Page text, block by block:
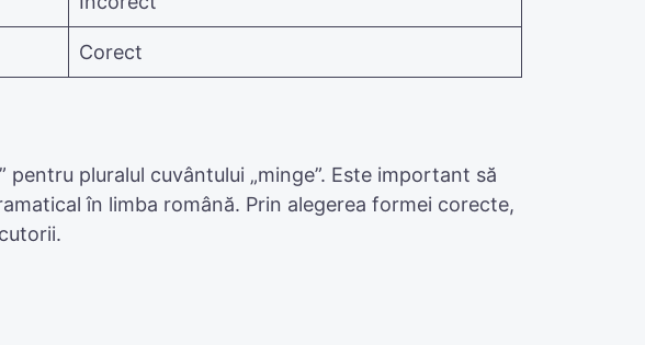
Corect
pluralul cuvântului „minge”. Este important să
în limba română. Prin alegerea formei corecte,